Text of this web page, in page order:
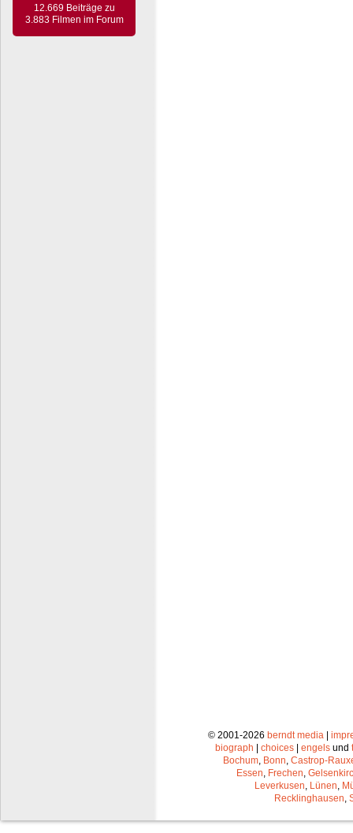
12.669 Beiträge zu
3.883 Filmen im Forum
© 2001-2026 berndt media |
biograph | choices | engels und
Bochum Bonn Castrop-
Essen Frechen
Leverkusen Lünen
Recklinghausen